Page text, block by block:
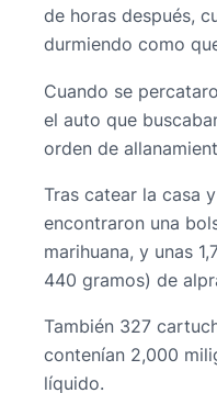
de horas después,
durmiendo como
Cuando se
el auto que
orden de
Tras catear la casa
encontraron una
marihuana, y unas
440 gramos) de
También 327
contenían 2,000
líquido.